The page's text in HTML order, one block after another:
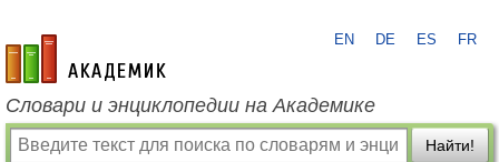
academic.ru
EN DE ES FR
Словари и энциклопедии на Академике
Найти!